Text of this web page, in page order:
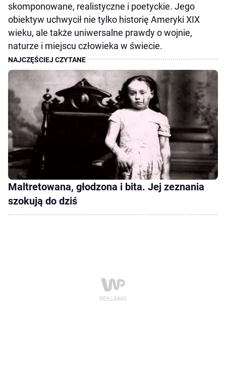
skomponowane, realistyczne i poetyckie. Jego
obiektyw uchwycił nie tylko historię Ameryki XIX
wieku, ale także uniwersalne prawdy o wojnie,
naturze i miejscu człowieka w świecie.
Maltretowana, głodzona i bita. Jej zeznania
szokują do dziś